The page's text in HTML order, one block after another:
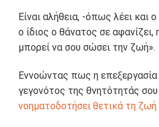
Είναι αλήθεια, -όπως λέει και
ο ίδιος ο θάνατος σε αφανίζει,
μπορεί να σου σώσει την ζωή».
Εννοώντας πως η επεξεργασία
γεγονότος της θνητότητάς
νοηματοδοτήσει θετικά τη ζωή